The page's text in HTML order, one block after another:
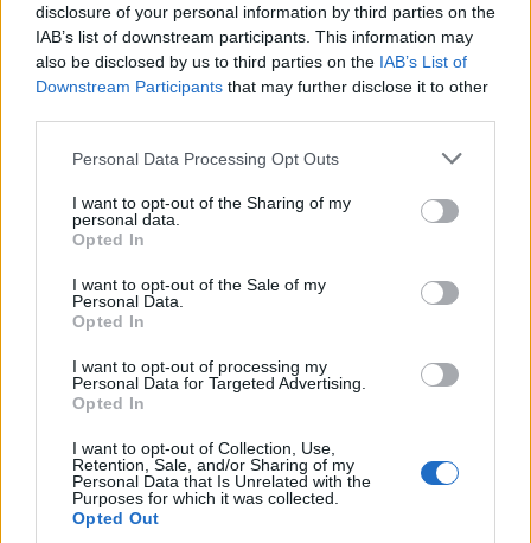
disclosure of your personal information by third parties on the
IAB’s list of downstream participants. This information may
also be disclosed by us to third parties on the IAB’s List of
Downstream Participants that may further disclose it to other
Personal Data Processing Opt Outs
I want to opt-out of the Sharing of my
personal data.
Opted In
I want to opt-out of the Sale of my
Personal Data.
Opted In
I want to opt-out of processing my
Personal Data for Targeted Advertising.
Opted In
I want to opt-out of Collection, Use,
Retention, Sale, and/or Sharing of my
Personal Data that Is Unrelated with the
Purposes for which it was collected.
Opted Out
Tale progetto nasce a seguito dell’istituzione di un ‘Tavolo
Tecnico’, condiviso tra la Presidenza del Consiglio Comunale e
produttive e l’Università per la co-progettazione di nuovi sbocchi
di sviluppo economico e di vivibilità cittadina.
presso l’Isola pedonale S. Domenico e alla “Vucciria”, prevede nel
corso del 2015 anche il completamento della piattaforma per la
volta nella rete Wi-Fi del Comune. Inoltre FASTWEB fornirà un
sistema di videosorveglianza e antintrusione per tutti gli edifici
scolastici della città. A conclusione dei lavori le piattaforme
saranno dotate, in via sperimentale, di un software in grado di
codificare le immagini e di riconoscere situazioni di potenziale
pericolo per l’invio delle segnalazioni alle forze dell’ordine.